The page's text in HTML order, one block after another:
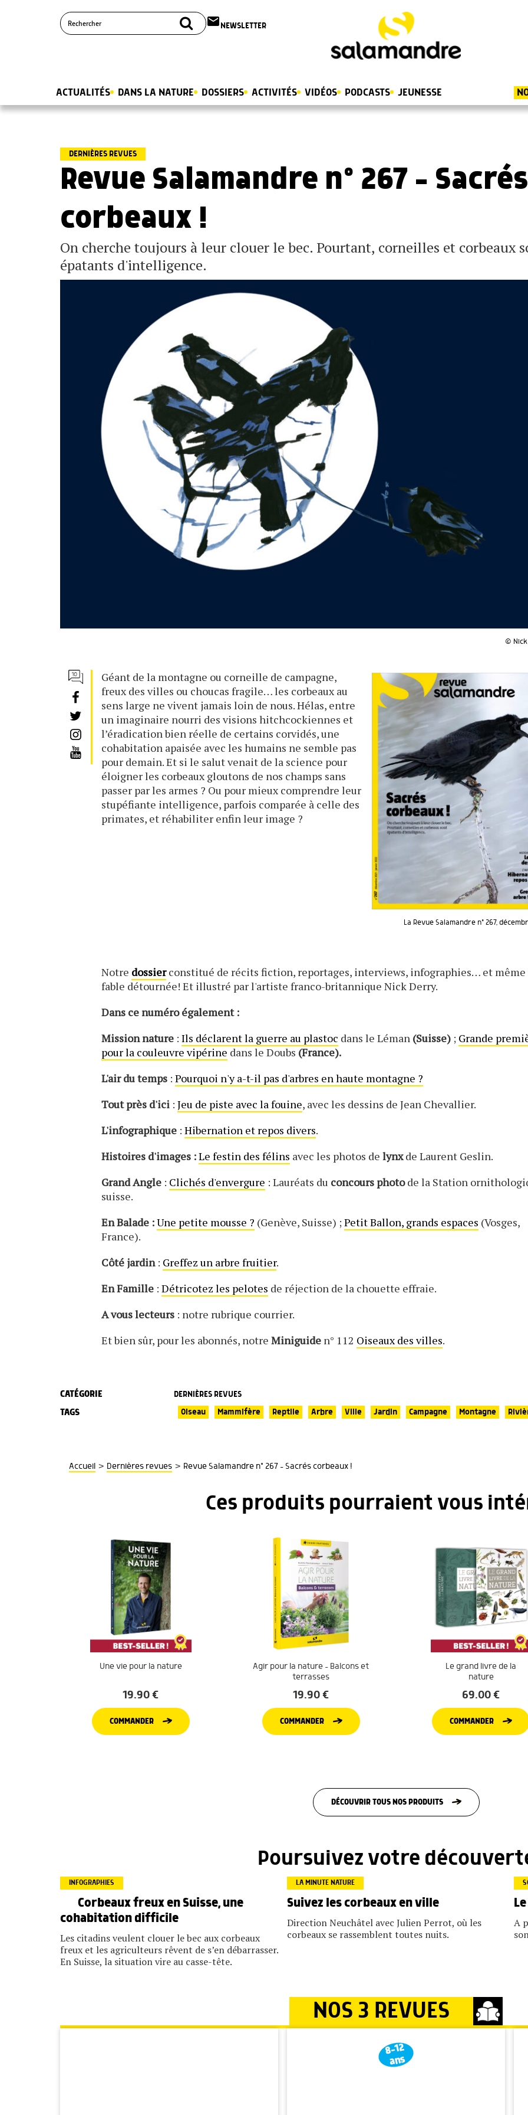
email NEWSLETTER
ACTUALITÉS DANS LA NATURE DOSSIERS ACTIVITÉS VIDÉOS PODCASTS JEUNESSE
DERNIÈRES REVUES
Revue Salamandre n° 267 – Sacrés
corbeaux !
On cherche toujours à leur clouer le bec. Pourtant, corneilles et corbeaux
épatants d'intelligence.
©
La Revue Salamandre n° 267,
Géant de la montagne ou corneille de campagne,
freux des villes ou choucas fragile… les corbeaux au
sens large ne vivent jamais loin de nous. Hélas, entre
un imaginaire nourri des visions hitchcockiennes et
l’éradication bien réelle de certains corvidés, une
cohabitation apaisée avec les humains ne semble pas
pour demain. Et si le salut venait de la science pour
éloigner les corbeaux gloutons de nos champs sans
passer par les armes ? Ou pour mieux comprendre leur
stupéfiante intelligence, parfois comparée à celle des
primates, et réhabiliter enfin leur image ?
Notre dossierconstitué de récits fiction, reportages, interviews, infographies… et même
fable détournée! Et illustré par l'artiste franco-britannique Nick Derry.
Dans ce numéro également :
Mission nature :Ils déclarent la guerre au plastoc dans le Léman (Suisse) ; Grande
pour la couleuvre vipérine dans le Doubs (France).
L'air du temps :Pourquoi n'y a-t-il pas d'arbres en haute montagne ?
Tout près d'ici :Jeu de piste avec la fouine, avec les dessins de Jean Chevallier.
L'infographique :Hibernation et repos divers.
Histoires d'images :Le festin des félins avec les photos delynxde Laurent Geslin.
Grand Angle : Clichés d'envergure : Lauréats du concoursphotode la Station
suisse.
En Balade :Une petite mousse ? (Genève, Suisse) ;Petit Ballon, grands espaces (Vosges,
France).
Côté jardin: Greffez un arbre fruitier.
En Famille :Détricotez les pelotes de réjection de la chouette effraie.
A vous lecteurs : notre rubrique courrier.
Et bien sûr, pour les abonnés, notreMiniguide n° 112 Oiseaux des villes.
CATÉGORIE DERNIÈRES REVUES
TAGS Oiseau Mammifère Reptile Arbre Ville Jardin Campagne Montagne
Accueil > Dernières revues > Revue Salamandre n° 267 – Sacrés corbeaux !
Ces produits pourraient vous
Une vie pour la nature
19.90€
COMMANDER
Agir pour la nature – Balcons et
terrasses
19.90€
COMMANDER
Le grand livre de la
nature
69.00€
COMMANDER
DÉCOUVRIR TOUS NOS PRODUITS
Poursuivez votre
INFOGRAPHIES
Corbeaux freux en Suisse, une
cohabitation difficile
Les citadins veulent clouer le bec aux corbeaux
freux et les agriculteurs rêvent de s’en débarrasser.
En Suisse, la situation vire au casse-tête.
LA MINUTE NATURE
Suivez les corbeaux en ville
Direction Neuchâtel avec Julien Perrot, où les
corbeaux se rassemblent toutes nuits.
A
NOS 3 REVUES
8-12
ans